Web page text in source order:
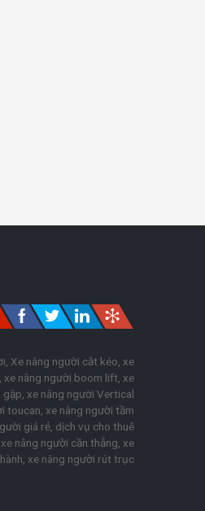
Xe nâng người cắt kéo, xe
xe nâng người boom lift, xe
xe nâng người Vertical
toucan, xe nâng người tầm
giá rẻ, dịch vụ cho thuê
nâng người cần thẳng, xe
xe nâng người rút trục